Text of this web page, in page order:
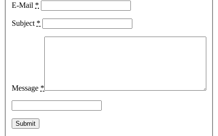
E-Mail *
Subject *
Message *